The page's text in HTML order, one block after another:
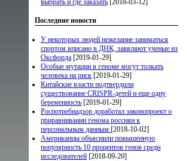
выбрать и где заказать [2018-03-12]
Последние новости
У некоторых людей нежелание заниматься
спортом вписано в ДНК, заявляют ученые из
Оксфорда [2019-01-29]
Особые мутации в геноме могут толкать
человека на риск [2019-01-29]
Китайские власти подтвердили
существование CRISPR-детей и еще одну
беременность [2019-01-29]
Роспотребнадзор доработал законопроект о
приравнивании генома россиян к
персональным данным [2018-10-02]
Американцы объяснили повышенную
популярность 10 процентов генов среди
исследователей [2018-09-20]